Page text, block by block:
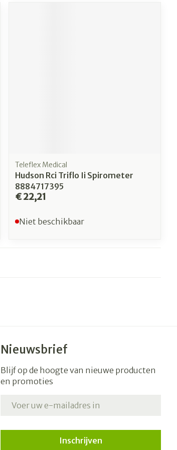
Teleflex Medical
Hudson Rci Triflo Ii Spirometer
8884717395
€ 22,21
Niet beschikbaar
Nieuwsbrief
Blijf op de hoogte van nieuwe producten
en promoties
Inschrijven